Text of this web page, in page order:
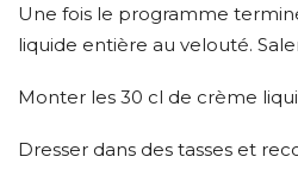
Une fois le programme
liquide entière au velouté.
Monter les 30 cl de crème
Dresser dans des tasses et